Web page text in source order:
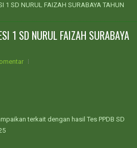
1 SD NURUL FAIZAH SURABAYA TAHUN
1 SD NURUL FAIZAH SURABAYA
terkait dengan hasil Tes PPDB SD